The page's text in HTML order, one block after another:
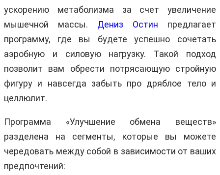
ускорению метаболизма за счет увеличение
мышечной массы. Дениз Остин предлагает
программу, где вы будете успешно сочетать
аэробную и силовую нагрузку. Такой подход
позволит вам обрести потрясающую стройную
фигуру и навсегда забыть про дряблое тело и
целлюлит.
Программа «Улучшение обмена веществ»
разделена на сегменты, которые вы можете
чередовать между собой в зависимости от ваших
предпочтений: